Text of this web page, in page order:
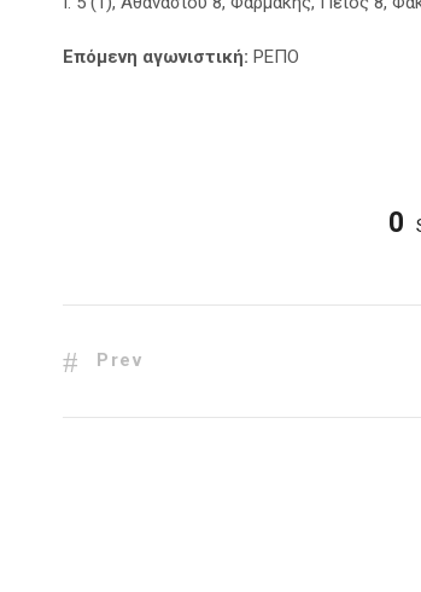
Επόμενη αγωνιστική: ΡΕΠΟ
0
Prev